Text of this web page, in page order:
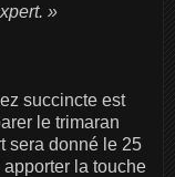
»
succincte est
le trimaran
sera donné le 25
la touche